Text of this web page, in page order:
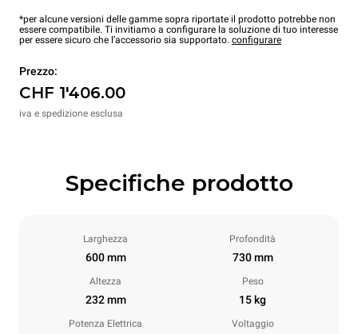
*per alcune versioni delle gamme sopra riportate il prodotto potrebbe non
essere compatibile. Ti invitiamo a configurare la soluzione di tuo interesse
per essere sicuro che l’accessorio sia supportato. configurare
Prezzo:
CHF 1'406.00
iva e spedizione esclusa
Specifiche prodotto
Larghezza
600 mm
Profondità
730 mm
Altezza
232 mm
Peso
15 kg
Potenza Elettrica Voltaggio